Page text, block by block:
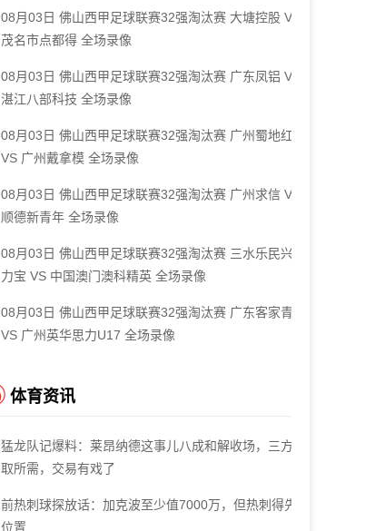
08月03日 佛山西甲足球联赛32强淘汰赛 大塘控股 VS
茂名市点都得 全场录像
08月03日 佛山西甲足球联赛32强淘汰赛 广东凤铝 VS
湛江八部科技 全场录像
08月03日 佛山西甲足球联赛32强淘汰赛 广州蜀地红
VS 广州戴拿模 全场录像
08月03日 佛山西甲足球联赛32强淘汰赛 广州求信 VS
顺德新青年 全场录像
08月03日 佛山西甲足球联赛32强淘汰赛 三水乐民兴健
力宝 VS 中国澳门澳科精英 全场录像
08月03日 佛山西甲足球联赛32强淘汰赛 广东客家青年
VS 广州英华思力U17 全场录像
体育资讯
猛龙队记爆料：莱昂纳德这事儿八成和解收场，三方各
取所需，交易有戏了
前热刺球探放话：加克波至少值7000万，但热刺得先腾
位置